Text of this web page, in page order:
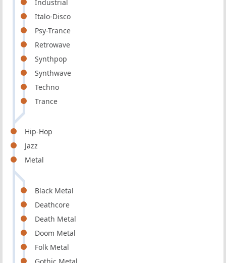
Industrial
Italo-Disco
Psy-Trance
Retrowave
Synthpop
Synthwave
Techno
Trance
Hip-Hop
Jazz
Metal
Black Metal
Deathcore
Death Metal
Doom Metal
Folk Metal